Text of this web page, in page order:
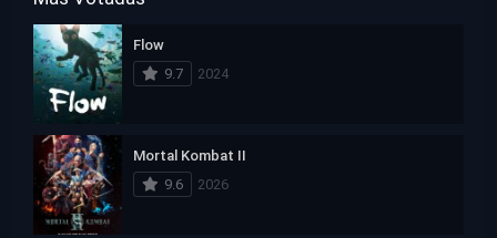
Flow
9.7
2024
Mortal Kombat II
9.6
2026